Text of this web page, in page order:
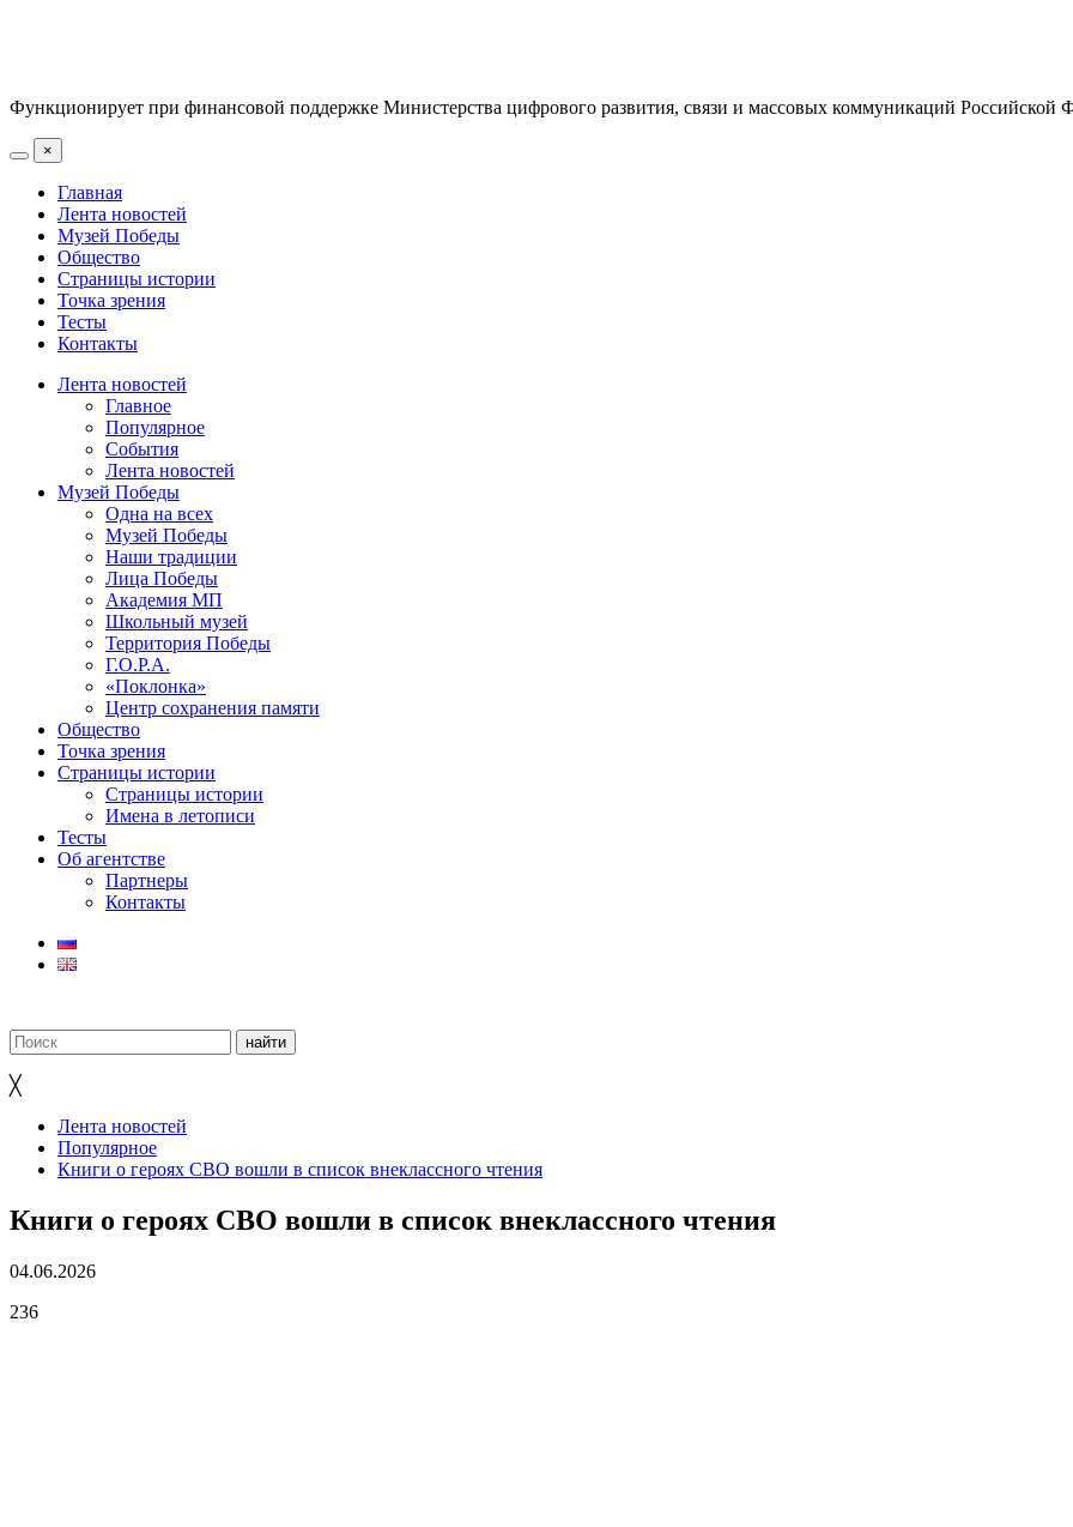
Функционирует при финансовой поддержке Министерства цифрового развития, связи и массовых коммуникаций Российской
×
Главная
Лента новостей
Музей Победы
Общество
Страницы истории
Точка зрения
Тесты
Контакты
Лента новостей
Главное
Популярное
События
Лента новостей
Музей Победы
Одна на всех
Музей Победы
Наши традиции
Лица Победы
Академия МП
Школьный музей
Территория Победы
Г.О.Р.А.
«Поклонка»
Центр сохранения памяти
Общество
Точка зрения
Страницы истории
Страницы истории
Имена в летописи
Тесты
Об агентстве
Партнеры
Контакты
╳
Лента новостей
Популярное
Книги о героях СВО вошли в список внеклассного чтения
Книги о героях СВО вошли в список внеклассного чтения
04.06.2026
236